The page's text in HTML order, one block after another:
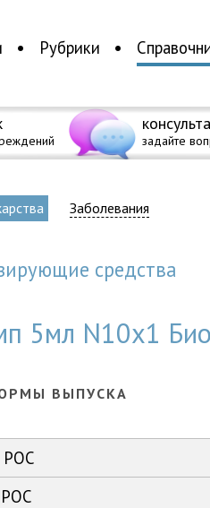
Рубрики
задайте
Заболевания
средства
5мл N10x1
ВЫПУСКА
РОС
РОС